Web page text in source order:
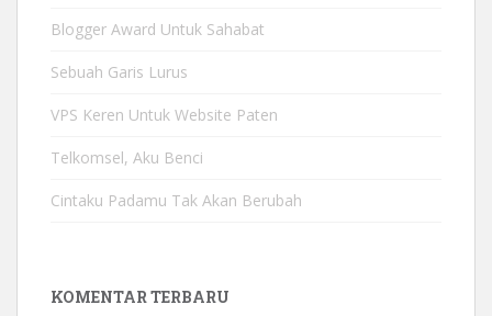
Blogger Award Untuk Sahabat
Sebuah Garis Lurus
VPS Keren Untuk Website Paten
Telkomsel, Aku Benci
Cintaku Padamu Tak Akan Berubah
KOMENTAR TERBARU